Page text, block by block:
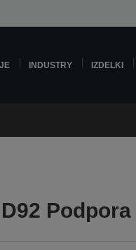
INDUSTRY IZDELKI
Podpora